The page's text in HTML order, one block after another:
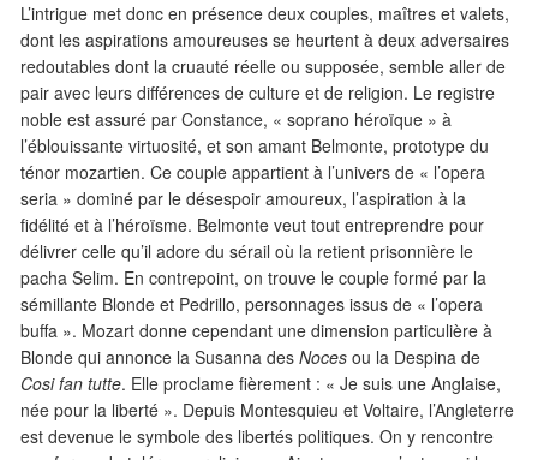
L’intrigue met donc en présence deux couples, maîtres et valets,
dont les aspirations amoureuses se heurtent à deux adversaires
redoutables dont la cruauté réelle ou supposée, semble aller de
pair avec leurs différences de culture et de religion. Le registre
noble est assuré par Constance, « soprano héroïque » à
l’éblouissante virtuosité, et son amant Belmonte, prototype du
ténor mozartien. Ce couple appartient à l’univers de « l’opera
seria » dominé par le désespoir amoureux, l’aspiration à la
fidélité et à l’héroïsme. Belmonte veut tout entreprendre pour
délivrer celle qu’il adore du sérail où la retient prisonnière le
pacha Selim. En contrepoint, on trouve le couple formé par la
sémillante Blonde et Pedrillo, personnages issus de « l’opera
buffa ». Mozart donne cependant une dimension particulière à
Blonde qui annonce la Susanna des Noces ou la Despina de
Cosi fan tutte. Elle proclame fièrement : « Je suis une Anglaise,
née pour la liberté ». Depuis Montesquieu et Voltaire, l’Angleterre
est devenue le symbole des libertés politiques. On y rencontre